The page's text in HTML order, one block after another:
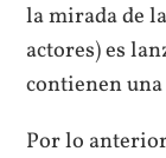
la mirada de
actores) es
contienen
Por lo